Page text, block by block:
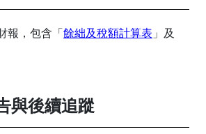
報，包含「餘絀及稅額計算表 」及
與後續追蹤